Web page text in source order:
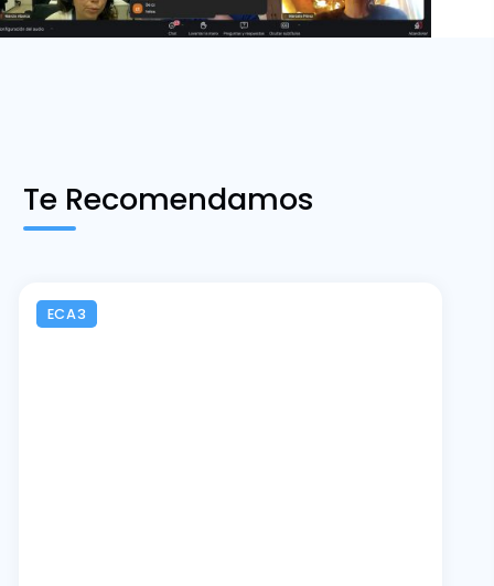
Te Recomendamos
ECA3